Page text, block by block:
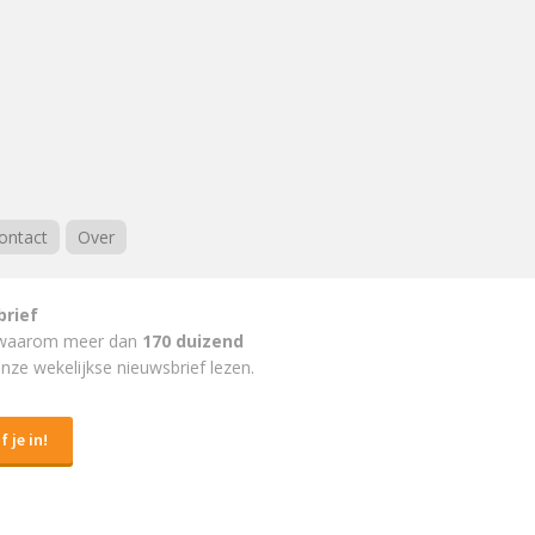
Over
meer dan 170 duizend
wekelijkse nieuwsbrief lezen.
je in!